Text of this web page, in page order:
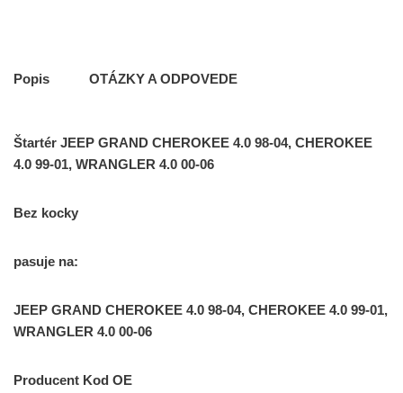
Popis OTÁZKY A ODPOVEDE
Štartér JEEP GRAND CHEROKEE 4.0 98-04, CHEROKEE
4.0 99-01, WRANGLER 4.0 00-06
Bez kocky
pasuje na:
JEEP GRAND CHEROKEE 4.0 98-04, CHEROKEE 4.0 99-01,
WRANGLER 4.0 00-06
Producent Kod OE